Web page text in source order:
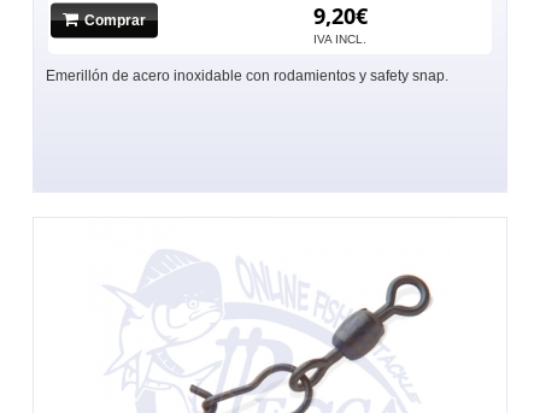
Comprar 9,20€
IVA INCL.
Emerillón de acero inoxidable con rodamientos y safety snap.